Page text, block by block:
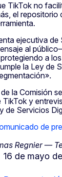
TikTok no
el
ejecutiva
al
a
la Ley de
la Comisión
y
de Servicios
de
Regnier —
16 de mayo